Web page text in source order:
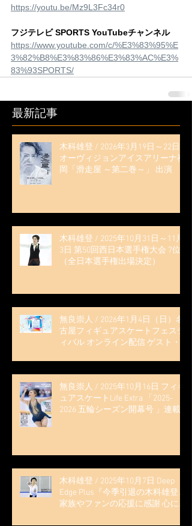
https://youtu.be/Mz9L3Fc34r0
フジテレビ SPORTS YouTubeチャンネル
https://www.youtube.com/c/%E3%83%95%E
3%82%B8%E3%83%86%E3%83%AC%E3%
83%93SPORTS/
最新記事
木科雄登 / 2026年3月19日～22日
オーヴィジョンアイスアリーナ福
岡「滑走屋 ～第二巻～」 出演
木科雄登 / 2025年10月31日～11月
3日 第50回西日本選手権大会 7位
（全日本選手権出場決定）
無良崇人 / 2026年1月4日（日）名
古屋フィギュアスケートフェステ
ィバル オンライン配信 ゲスト・
無良崇人 / 2025年10月16日 フィギ
ュアスケートLife Extra 「2025-
2026 五輪シーズン開幕号 」連載
木科雄登 / 2025年10月7日 Deep
Edge Plus『今季引退の木科雄登、
家族やファンの応援に感謝 心に響